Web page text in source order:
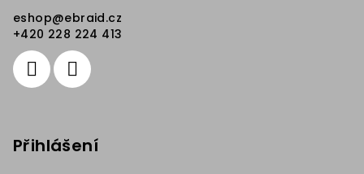
eshop@ebraid.cz
+420 228 224 413
Přihlášení